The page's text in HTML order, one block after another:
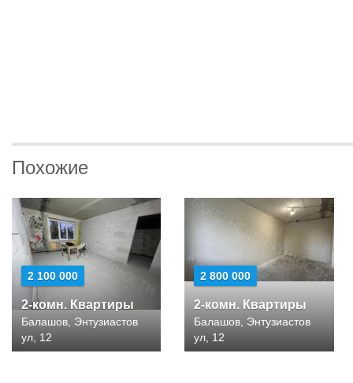
Похожие
2 100 000
2-комн. Квартиры
Балашов, Энтузиастов
ул, 12
2 800 000
2-комн. Квартиры
Балашов, Энтузиастов
ул, 12